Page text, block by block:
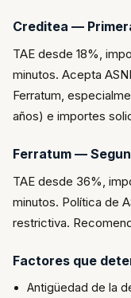
Creditea —
TAE desde 18%,
minutos. Acepta
Ferratum,
años) e importes
Ferratum —
TAE desde 36%,
minutos. Política de
restrictiva.
Factores que
Antigüedad de la